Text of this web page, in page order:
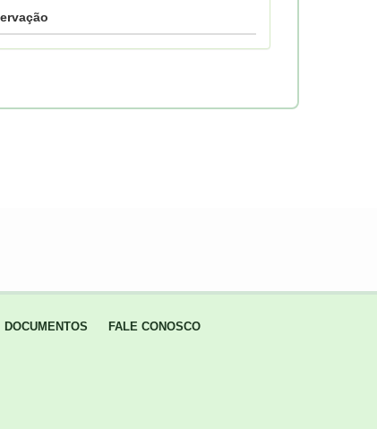
DOCUMENTOS FALE CONOSCO